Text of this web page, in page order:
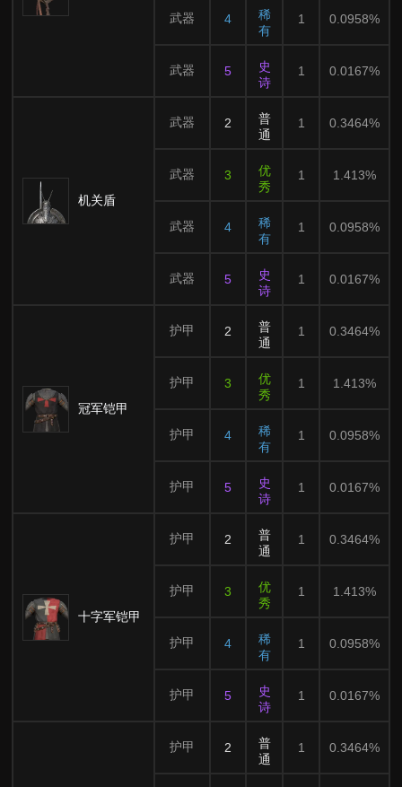
武器 4
稀
有
1 0.0958%
武器 5
史
诗
1 0.0167%
机关盾
武器 2
普
通
1 0.3464%
武器 3
优
秀
1 1.413%
武器 4
稀
有
1 0.0958%
武器 5
史
诗
1 0.0167%
冠军铠甲
护甲 2
普
通
1 0.3464%
护甲 3
优
秀
1 1.413%
护甲 4
稀
有
1 0.0958%
护甲 5
史
诗
1 0.0167%
十字军铠甲
护甲 2
普
通
1 0.3464%
护甲 3
优
秀
1 1.413%
护甲 4
稀
有
1 0.0958%
护甲 5
史
诗
1 0.0167%
护甲 2
普
通
1 0.3464%